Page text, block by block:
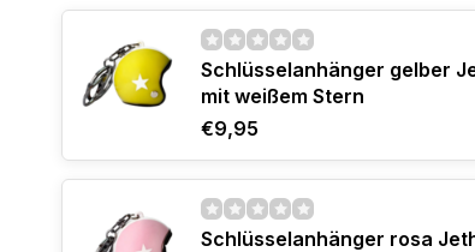
Schlüsselanhänger gelber
mit weißem Stern
€9,95
Schlüsselanhänger rosa